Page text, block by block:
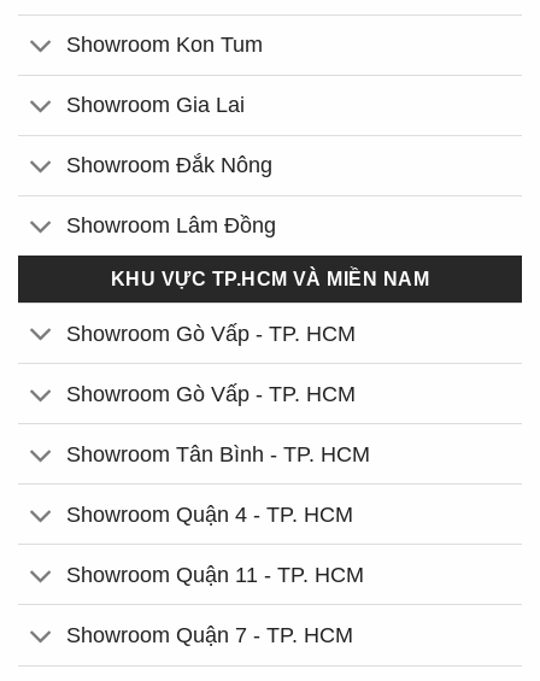
Showroom Kon Tum
Showroom Gia Lai
Showroom Đắk Nông
Showroom Lâm Đồng
KHU VỰC TP.HCM VÀ MIỀN NAM
Showroom Gò Vấp - TP. HCM
Showroom Gò Vấp - TP. HCM
Showroom Tân Bình - TP. HCM
Showroom Quận 4 - TP. HCM
Showroom Quận 11 - TP. HCM
Showroom Quận 7 - TP. HCM